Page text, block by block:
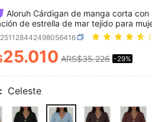
Aloruh Cárdigan de manga corta con
de estrella de mar tejido para
de primavera/verano
AND
25.010 ARS$35.226 -29%
Celeste